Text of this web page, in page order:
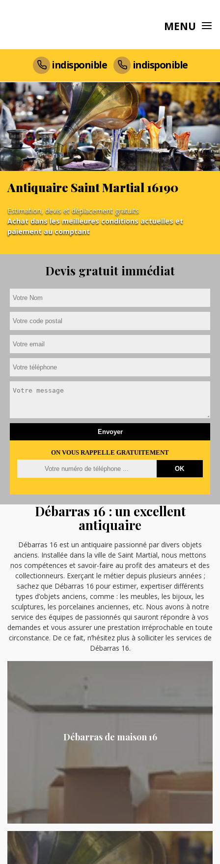
MENU
indisponible indisponible
Antiquaire Saint Martial 16190
Estimation, devis et déplacement gratuits
Achat dans les meilleures conditions actuelles et
paiement au comptant
Devis gratuit immédiat
ON VOUS RAPPELLE GRATUITEMENT
Débarras 16 : un excellent
antiquaire
Débarras 16 est un antiquaire passionné par divers objets
anciens. Installée dans la ville de Saint Martial, nous mettons
nos compétences et savoir-faire au profit des amateurs et des
collectionneurs. Exerçant le métier depuis plusieurs années ;
sachez que Débarras 16 pour estimer, expertiser différents
types d’objets anciens, comme : les meubles, les bijoux, les
sculptures, les porcelaines anciennes, etc. Nous avons à notre
service des équipes de passionnés qui sauront répondre à vos
demandes et vous assurer une prestation irréprochable en toute
circonstance. De ce fait, n’hésitez plus à solliciter les services de
Débarras 16.
Débarras de maison 16